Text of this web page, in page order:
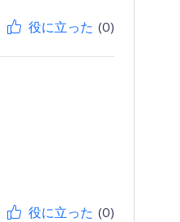
役に立った (0)
役に立った (0)